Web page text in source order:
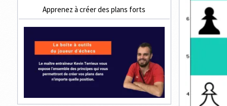
Apprenez à créer des plans forts